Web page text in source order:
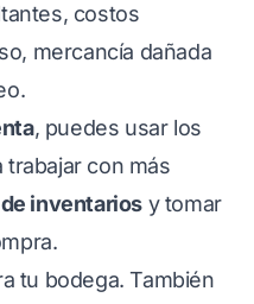
costos
mercancía dañada
, puedes usar los
con más
inventarios y tomar
tu bodega. También